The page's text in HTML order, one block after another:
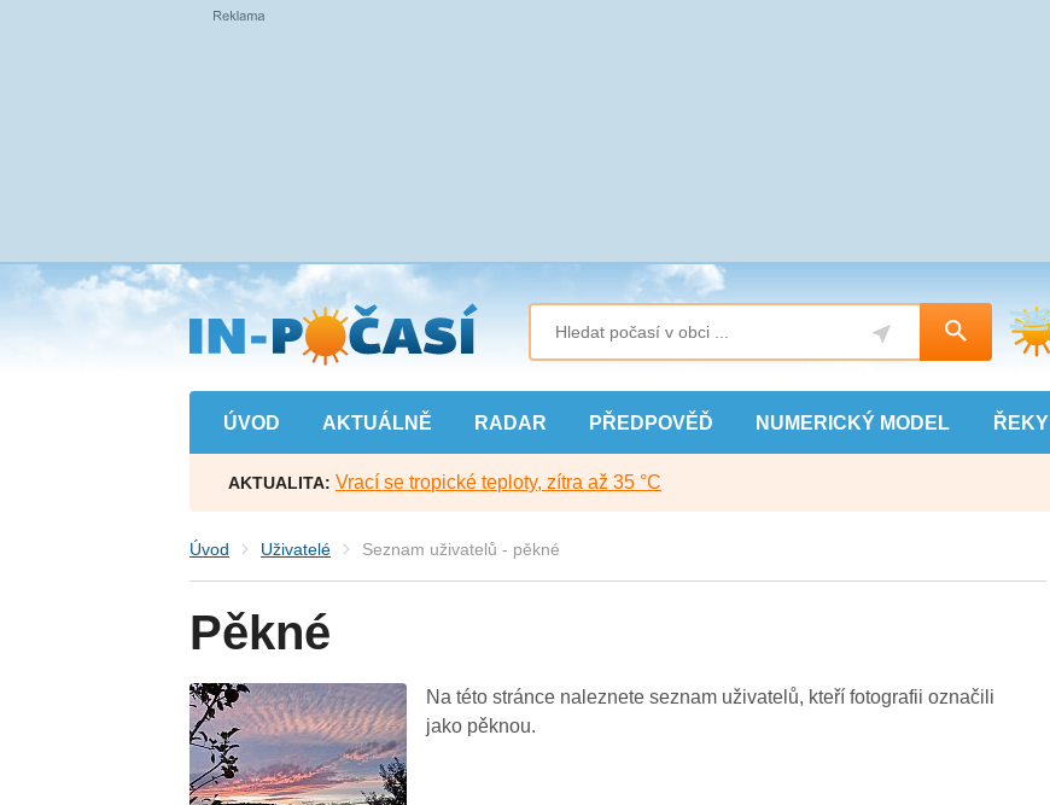
Přejít
na
hlavní
obsah
ÚVOD AKTUÁLNĚ RADAR PŘEDPOVĚĎ NUMERICKÝ MODEL ŘEKY
AKTUALITA: Vrací se tropické teploty, zítra až 35 °C
Úvod Uživatelé Seznam uživatelů - pěkné
Pěkné
Na této stránce naleznete seznam uživatelů, kteří fotografii označili
jako pěknou.